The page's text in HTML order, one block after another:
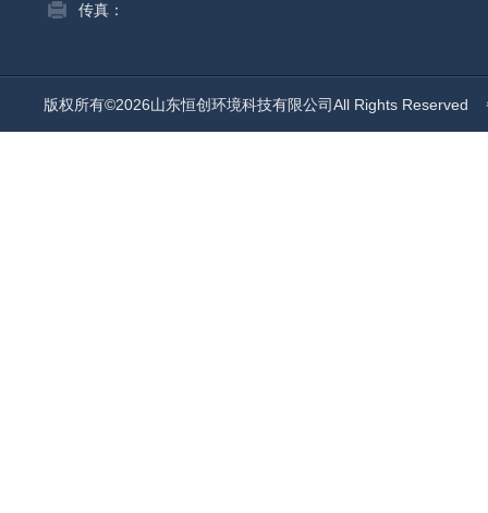
传真：
版权所有©2026山东恒创环境科技有限公司All Rights Reserved